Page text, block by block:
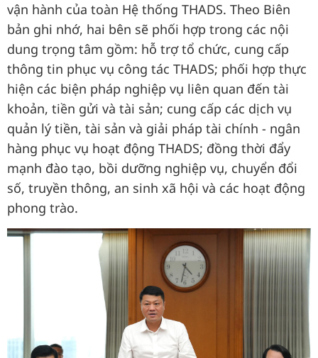
vận hành của toàn Hệ thống THADS. Theo Biên
bản ghi nhớ, hai bên sẽ phối hợp trong các nội
dung trọng tâm gồm: hỗ trợ tổ chức, cung cấp
thông tin phục vụ công tác THADS; phối hợp thực
hiện các biện pháp nghiệp vụ liên quan đến tài
khoản, tiền gửi và tài sản; cung cấp các dịch vụ
quản lý tiền, tài sản và giải pháp tài chính - ngân
hàng phục vụ hoạt động THADS; đồng thời đẩy
mạnh đào tạo, bồi dưỡng nghiệp vụ, chuyển đổi
số, truyền thông, an sinh xã hội và các hoạt động
phong trào.